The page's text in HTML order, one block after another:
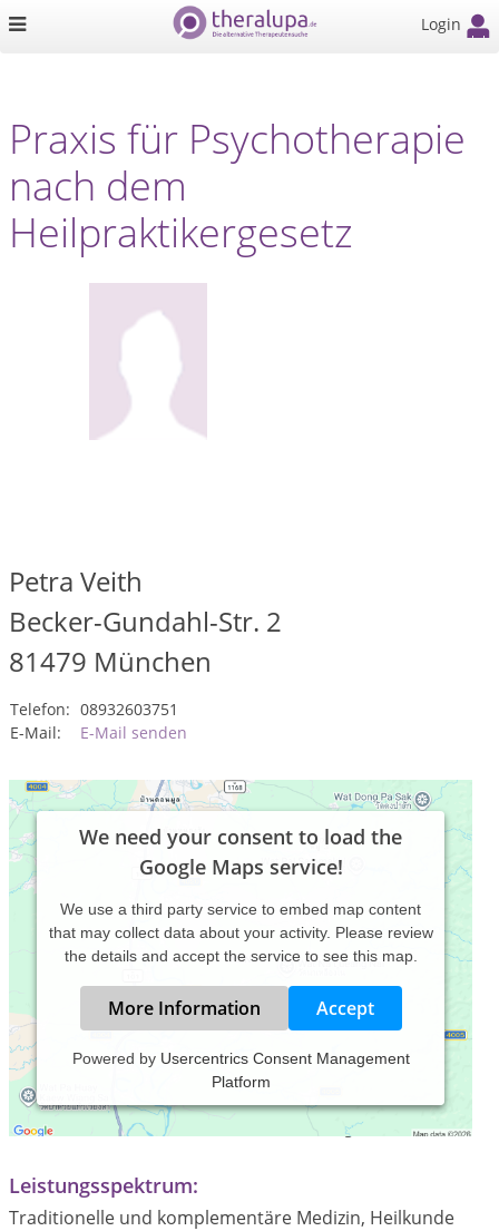
Login
Praxis für Psychotherapie
nach dem
Heilpraktikergesetz
Petra Veith
Becker-Gundahl-Str. 2
81479 München
Telefon: 08932603751
E-Mail:
E-Mail senden
We need your consent to load the
Google Maps service!
We use a third party service to embed map content
that may collect data about your activity. Please review
the details and accept the service to see this map.
More Information Accept
Powered by Usercentrics Consent Management
Platform
Praxiszeiten:
Termine nur nach telefonischer Vereinbarung
Leistungsspektrum:
Traditionelle und komplementäre Medizin, Heilkunde